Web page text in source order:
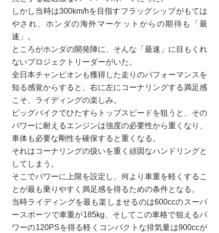
しかし当時は300km/hを目指すフラッグシップがもては
やされ、ホンダの海外マーケットからの期待も「最
速」。
ところがホンダの開発陣に、そんな「最速」に目もくれ
ないプロジェクトリーダーがいた。
全日本チャンピオンも獲得した走りのパフォーマンスを
知る感覚からすると、右に左にコーナリングする満足感
こそ、ライディングの楽しみ。
ビッグバイクでひたすらトップスピードを狙うと、その
パワーに耐えるエンジンは強度の必要性から重くなり、
車体も必要な剛性を確保すると重くなる。
それはコーナリングの扱いを重く頑固なハンドリングと
してしまう。
そこでパワーに上限を設定し、何より車重を軽くするこ
とが最も乗りやすく満足感を得るための条件となる。
当時ライディングを最も楽しませるのは600ccのスーパ
ースポーツで車重が185kg、そしてこの車格で狙えるパ
ワーの120PSを得る軽くコンパクトな排気量は900ccが